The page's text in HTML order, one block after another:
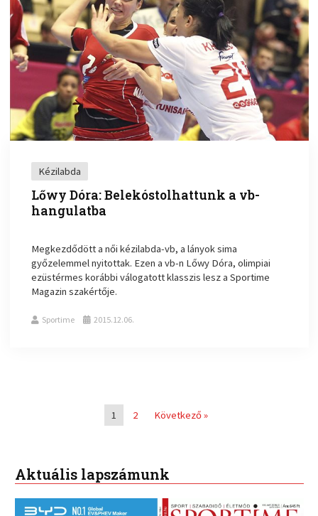
Kézilabda
Lőwy Dóra: Belekóstolhattunk a vb-
hangulatba
Megkezdődött a női kézilabda-vb, a lányok sima
győzelemmel nyitottak. Ezen a vb-n Lőwy Dóra, olimpiai
ezüstérmes korábbi válogatott klasszis lesz a Sportime
Magazin szakértője.
Sportime 2015.12.06.
1 2 Következő »
Aktuális lapszámunk